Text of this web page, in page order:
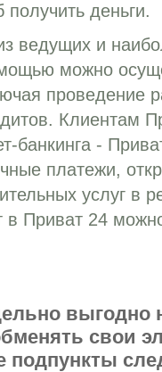
деньги.
ведущих и
можно
проведение
Клиентам
банкинга -
платежи,
услуг в
в Приват 24
выгодно
свои
подпункты